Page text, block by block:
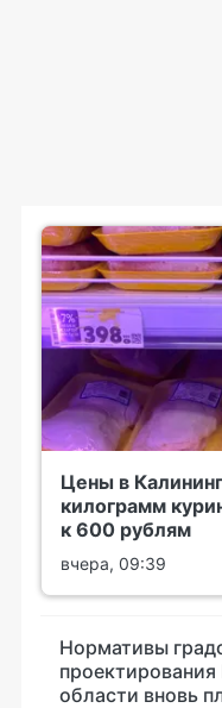
Цены в
килограмм
к 600 рублям
вчера, 09:39
Нормативы
области вновь